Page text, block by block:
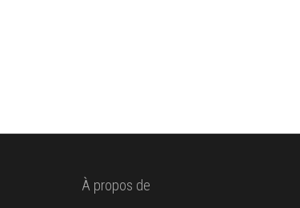
À propos de